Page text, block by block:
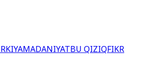
MADANIYATBU QIZIQFIKR